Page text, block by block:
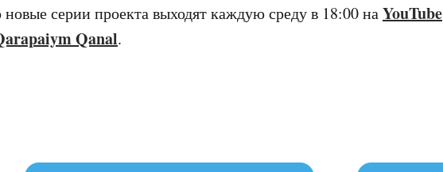
серии проекта выходят каждую среду в 18:00 наYouTube
Qanal.